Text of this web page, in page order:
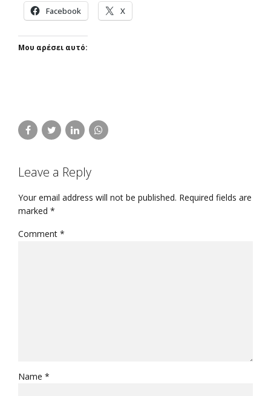
Facebook X
Μου αρέσει αυτό:
Leave a Reply
Your email address will not be published. Required fields are
marked *
Comment *
Name *